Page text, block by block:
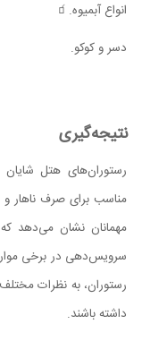
انواع آبمیوه.🧃
دسر و کوکو.
نتیجه‌گیری
رستوران‌های هتل
مناسب برای صرف ناهار
مهمانان نشان می‌دهد
سرویس‌دهی در برخی موارد
رستوران، به نظرات
داشته باشند.